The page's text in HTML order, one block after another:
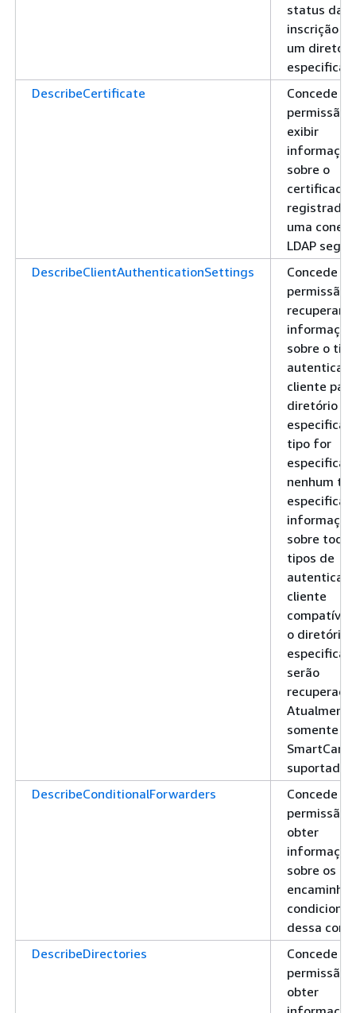
status da
inscrição
um
DescribeCertificate
Concede
permissão
exibir
sobre o
certificado
registrado
uma
LDAP
DescribeClientAuthenticationSettings
Concede
permissão
recuperar
sobre o
cliente
diretório
tipo for
nenhum
sobre
tipos de
cliente
o diretório
serão
somente
SmartCard
suportado
DescribeConditionalForwarders
Concede
permissão
obter
sobre os
dessa
DescribeDirectories
Concede
permissão
obter